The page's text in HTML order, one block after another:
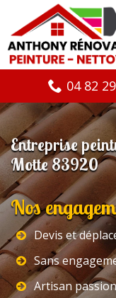
04 82
Entreprise
Motte 83920
Nos
Devis et
Sans
Artisan